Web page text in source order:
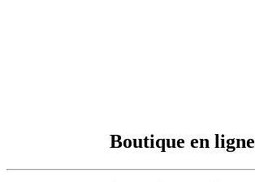
Boutique en ligne